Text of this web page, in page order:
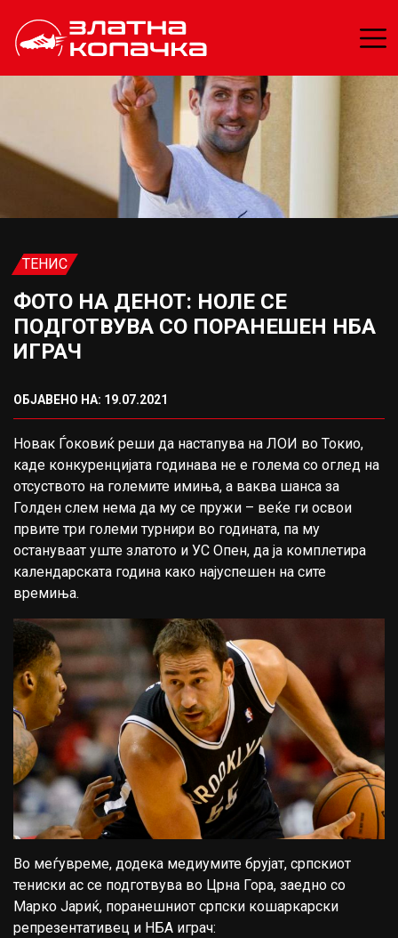
ТЕНИС
ФОТО НА ДЕНОТ: НОЛЕ СЕ
ПОДГОТВУВА СО ПОРАНЕШЕН НБА
ИГРАЧ
ОБЈАВЕНО НА: 19.07.2021
Новак Ѓоковиќ реши да настапува на ЛОИ во Токио,
каде конкуренцијата годинава не е голема со оглед на
отсуството на големите имиња, а ваква шанса за
Голден слем нема да му се пружи – веќе ги освои
првите три големи турнири во годината, па му
остануваат уште златото и УС Опен, да ја комплетира
календарската година како најуспешен на сите
времиња.
Во меѓувреме, додека медиумите брујат, српскиот
тениски ас се подготвува во Црна Гора, заедно со
Марко Јариќ, поранешниот српски кошаркарски
репрезентативец и НБА играч: